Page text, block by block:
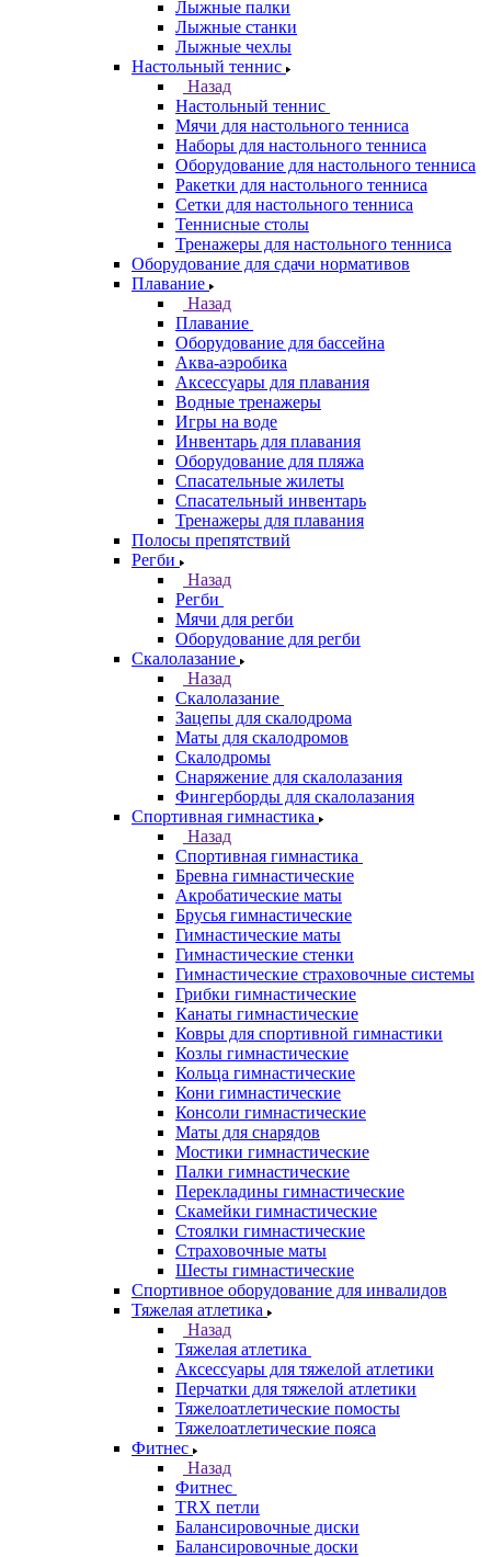
Лыжные палки
Лыжные станки
Лыжные чехлы
Настольный теннис
Назад
Настольный теннис
Мячи для настольного тенниса
Наборы для настольного тенниса
Оборудование для настольного тенниса
Ракетки для настольного тенниса
Сетки для настольного тенниса
Теннисные столы
Тренажеры для настольного тенниса
Оборудование для сдачи нормативов
Плавание
Назад
Плавание
Оборудование для бассейна
Аква-аэробика
Аксессуары для плавания
Водные тренажеры
Игры на воде
Инвентарь для плавания
Оборудование для пляжа
Спасательные жилеты
Спасательный инвентарь
Тренажеры для плавания
Полосы препятствий
Регби
Назад
Регби
Мячи для регби
Оборудование для регби
Скалолазание
Назад
Скалолазание
Зацепы для скалодрома
Маты для скалодромов
Скалодромы
Снаряжение для скалолазания
Фингерборды для скалолазания
Спортивная гимнастика
Назад
Спортивная гимнастика
Бревна гимнастические
Акробатические маты
Брусья гимнастические
Гимнастические маты
Гимнастические стенки
Гимнастические страховочные системы
Грибки гимнастические
Канаты гимнастические
Ковры для спортивной гимнастики
Козлы гимнастические
Кольца гимнастические
Кони гимнастические
Консоли гимнастические
Маты для снарядов
Мостики гимнастические
Палки гимнастические
Перекладины гимнастические
Скамейки гимнастические
Стоялки гимнастические
Страховочные маты
Шесты гимнастические
Спортивное оборудование для инвалидов
Тяжелая атлетика
Назад
Тяжелая атлетика
Аксессуары для тяжелой атлетики
Перчатки для тяжелой атлетики
Тяжелоатлетические помосты
Тяжелоатлетические пояса
Фитнес
Назад
Фитнес
TRX петли
Балансировочные диски
Балансировочные доски